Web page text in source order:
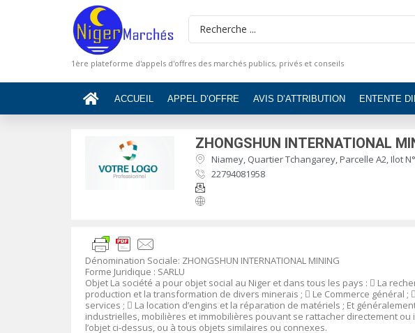
1ère plateforme d'appels d'offres des marchés publics, privés et conseils
ACCUEIL APPEL D’OFFRE AVIS D’ATTRIBUTION ENTENTE
ZHONGSHUN INTERNATIONAL
Niamey, Quartier Tchangarey, Parcelle A2, Ilot
22794081958
Dénomination Sociale: ZHONGSHUN INTERNATIONAL MINING
Forme Juridique : SARLU
Objet La société a pour objet social au Niger et dans tous les pays :  La
production et la transformation de divers minerais ;  Le Commerce général ; 
services ;  La location d’engins et la réparation de matériels ; Et
industrielles, mobilières et immobilières pouvant se rattacher directement ou
l’objet ci-dessus, ou à tous objets similaires ou connexes.